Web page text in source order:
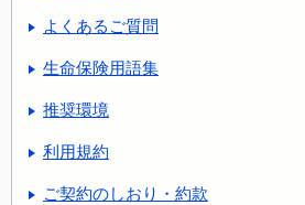
よくあるご質問
生命保険用語集
推奨環境
利用規約
ご契約のしおり・約款